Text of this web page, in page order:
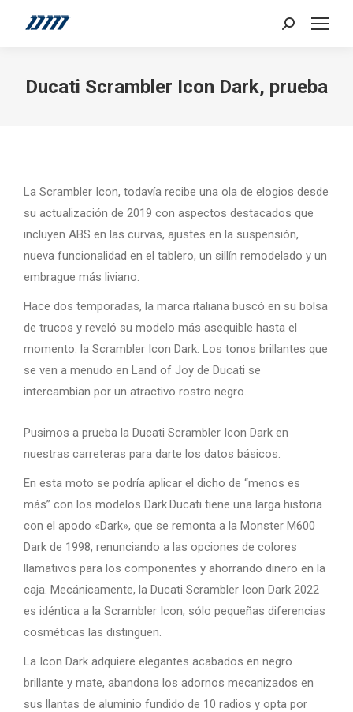
Search:
Ducati Scrambler Icon Dark, prueba
La Scrambler Icon, todavía recibe una ola de elogios desde
su actualización de 2019 con aspectos destacados que
incluyen ABS en las curvas, ajustes en la suspensión,
nueva funcionalidad en el tablero, un sillín remodelado y un
embrague más liviano.
Hace dos temporadas, la marca italiana buscó en su bolsa
de trucos y reveló su modelo más asequible hasta el
momento: la Scrambler Icon Dark. Los tonos brillantes que
se ven a menudo en Land of Joy de Ducati se
intercambian por un atractivo rostro negro.
Pusimos a prueba la Ducati Scrambler Icon Dark en
nuestras carreteras para darte los datos básicos.
En esta moto se podría aplicar el dicho de “menos es
más” con los modelos Dark.Ducati tiene una larga historia
con el apodo «Dark», que se remonta a la Monster M600
Dark de 1998, renunciando a las opciones de colores
llamativos para los componentes y ahorrando dinero en la
caja. Mecánicamente, la Ducati Scrambler Icon Dark 2022
es idéntica a la Scrambler Icon; sólo pequeñas diferencias
cosméticas las distinguen.
La Icon Dark adquiere elegantes acabados en negro
brillante y mate, abandona los adornos mecanizados en
sus llantas de aluminio fundido de 10 radios y opta por